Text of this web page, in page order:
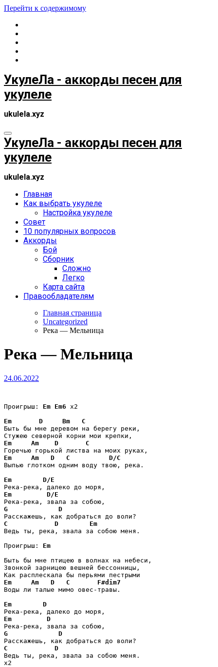
Перейти к содержимому
УкулеЛа - аккорды песен для
укулеле
ukulela.xyz
УкулеЛа - аккорды песен для
укулеле
ukulela.xyz
Главная
Как выбрать укулеле
Настройка укулеле
Совет
10 популярных вопросов
Аккорды
Бой
Сборник
Сложно
Легко
Карта сайта
Правообладателям
Главная страница
Uncategorized
Река — Мельница
Река — Мельница
24.06.2022
Проигрыш: Em Em6 x2
Em
D Bm
C
Быть бы мне деревом на берегу реки,
Em
Am D
C
Em
Am D C
D/C
Выпью глотком одним воду твою, река.
Em
D/E
Em
D/E
G
D
C
D
Em
Ведь ты, река, звала за собою меня.
Проигрыш: Em
Быть бы мне птицею в волнах на небеси,
Звонкой зарницею вешней бессонницы,
Em
Am D C
F#dim7
Воды ли талые мимо овес-травы.
Em
D
Em
D
G
D
C
D
Ведь ты, река, звала за собою меня.
x2